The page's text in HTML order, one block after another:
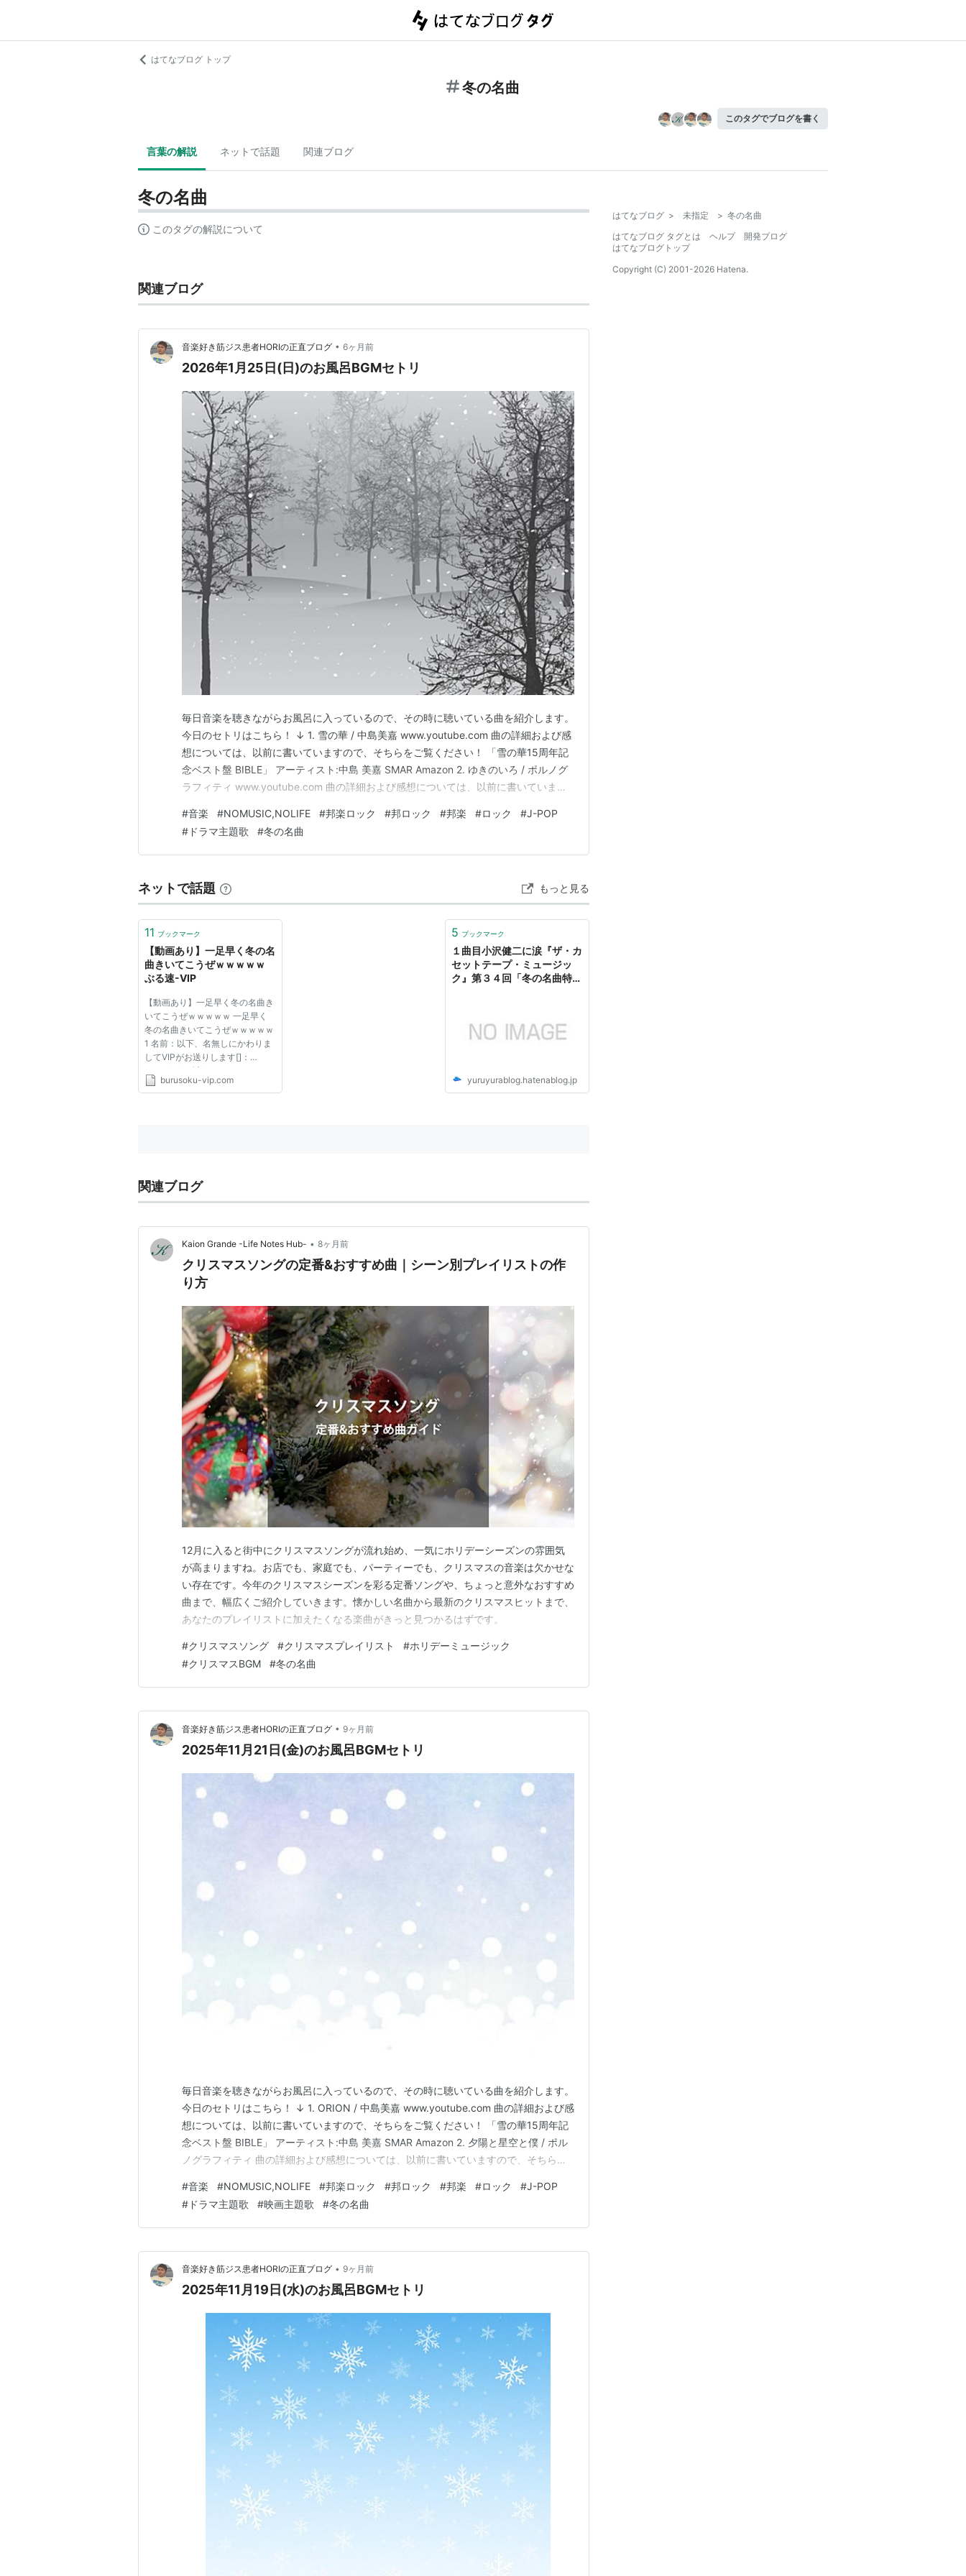
はてなブログ トップ
冬の名曲
このタグでブログを書く
言葉の解説 ネットで話題 関連ブログ
冬の名曲
このタグの解説について
関連ブログ
音楽好き筋ジス患者HORIの正直ブログ • 6ヶ月前
2026年1月25日(日)のお風呂BGMセトリ
毎日音楽を聴きながらお風呂に入っているので、その時に聴いている曲を紹介します。
今日のセトリはこちら！ ↓ 1. 雪の華 / 中島美嘉 www.youtube.com 曲の詳細および感
想については、以前に書いていますので、そちらをご覧ください！ 「雪の華15周年記
念ベスト盤 BIBLE」 アーティスト:中島 美嘉 SMAR Amazon 2. ゆきのいろ / ポルノグ
ラフィティ www.youtube.com 曲の詳細および感想については、以前に書いています
常盤) (特典なし) アーティスト:ポルノ…
#音楽 #NOMUSIC,NOLIFE #邦楽ロック #邦ロック #邦楽 #ロック #J-POP
# ドラマ主題歌 #冬の名曲
ネットで話題 もっと見る
11 ブックマーク
【動画あり】一足早く冬の名
曲きいてこうぜｗｗｗｗｗ
ぶる速-VIP
【動画あり】一足早く冬の名曲き
いてこうぜｗｗｗｗｗ 一足早く
冬の名曲きいてこうぜｗｗｗｗｗ
1 名前：以下、名無しにかわりま
してVIPがお送りします[]：
2010/10/28(木) 17:28:24.33
ID:oArGMeyx0 洋邦ジャンル問わ
burusoku-vip.com
5 ブックマーク
１曲目小沢健二に涙『ザ・カ
セットテープ・ミュージッ
ク』第３４回「冬の名曲特
yuruyurablog.hatenablog.jp
関連ブログ
Kaion Grande -Life Notes Hub- • 8ヶ月前
クリスマスソングの定番&おすすめ曲｜シーン別プレイリストの作
り方
12月に入ると街中にクリスマスソングが流れ始め、一気にホリデーシーズンの雰囲気
が高まりますね。お店でも、家庭でも、パーティーでも、クリスマスの音楽は欠かせな
い存在です。今年のクリスマスシーズンを彩る定番ソングや、ちょっと意外なおすすめ
曲まで、幅広くご紹介していきます。懐かしい名曲から最新のクリスマスヒットまで、
あなたのプレイリストに加えたくなる楽曲がきっと見つかるはずです。
#クリスマスソング #クリスマスプレイリスト #ホリデーミュージック
#クリスマスBGM #冬の名曲
音楽好き筋ジス患者HORIの正直ブログ • 9ヶ月前
2025年11月21日(金)のお風呂BGMセトリ
毎日音楽を聴きながらお風呂に入っているので、その時に聴いている曲を紹介します。
今日のセトリはこちら！ ↓ 1. ORION / 中島美嘉 www.youtube.com 曲の詳細および感
想については、以前に書いていますので、そちらをご覧ください！ 「雪の華15周年記
念ベスト盤 BIBLE」 アーティスト:中島 美嘉 SMAR Amazon 2. 夕陽と星空と僕 / ポル
ノグラフィティ 曲の詳細および感想については、以前に書いていますので、そちらを
クエンタテインメント Amazon 3. THUNDERBIRD /…
#音楽 #NOMUSIC,NOLIFE #邦楽ロック #邦ロック #邦楽 #ロック #J-POP
# ドラマ主題歌 #映画主題歌 #冬の名曲
音楽好き筋ジス患者HORIの正直ブログ • 9ヶ月前
2025年11月19日(水)のお風呂BGMセトリ
はてなブログ > 未指定 > 冬の名曲
はてなブログ タグとは
ヘルプ
開発ブログ
はてなブログトップ
Copyright (C) 2001-2026 Hatena.